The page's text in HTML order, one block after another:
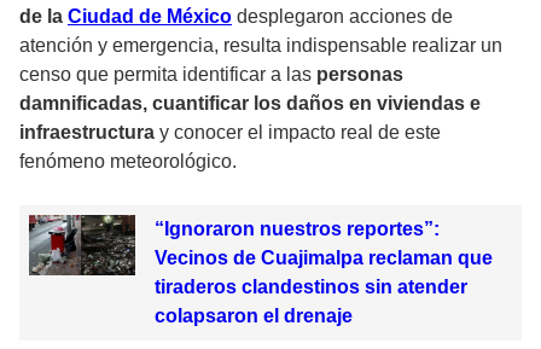
de la Ciudad de México desplegaron acciones de
atención y emergencia, resulta indispensable realizar un
censo que permita identificar a las personas
damnificadas, cuantificar los daños en viviendas e
infraestructura y conocer el impacto real de este
fenómeno meteorológico.
“Ignoraron nuestros reportes”:
Vecinos de Cuajimalpa reclaman que
tiraderos clandestinos sin atender
colapsaron el drenaje